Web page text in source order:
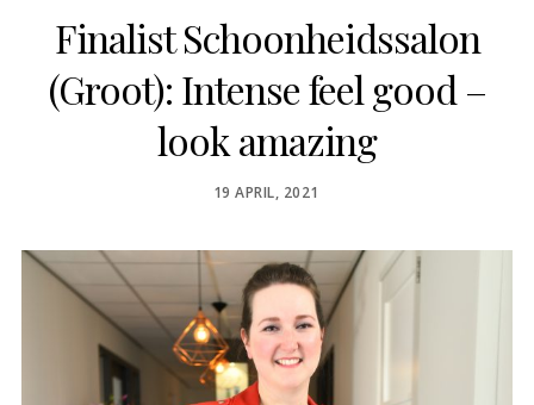
Finalist Schoonheidssalon
(Groot): Intense feel good –
look amazing
POSTED
19 APRIL, 2021